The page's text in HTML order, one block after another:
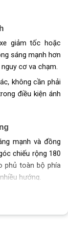
giảm tốc hoặc
sáng mạnh hơn
cơ va chạm.
không cần phải
điều kiện ánh
mạnh và đồng
chiếu rộng 180
phủ toàn bộ phía
hướng.